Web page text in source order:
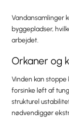
Vandansamlinger
byggepladser,
arbejdet.
Orkaner og
Vinden kan
forsinke løft af
strukturel
nødvendiggør